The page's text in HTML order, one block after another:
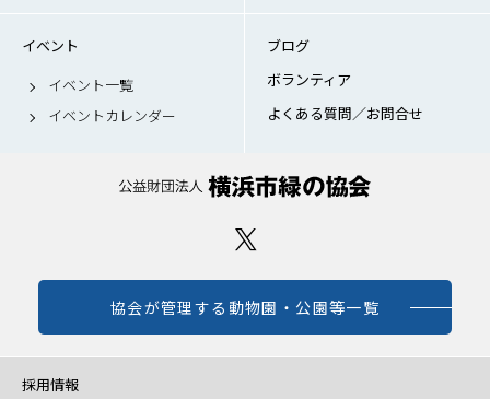
イベント
イベント一覧
イベントカレンダー
ブログ
ボランティア
よくある質問／お問合せ
協会が管理する動物園・公園等一覧
採用情報